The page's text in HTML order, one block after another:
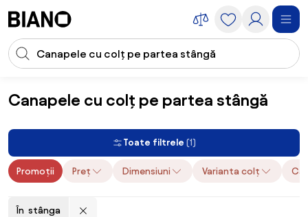
Introducerea căutării
Canapele cu colț pe partea stângă
Mobilier Canapele Canapele cu colț pe partea stângă
Toate filtrele (1)
Promoții Preț Dimensiuni Varianta colț
În stânga